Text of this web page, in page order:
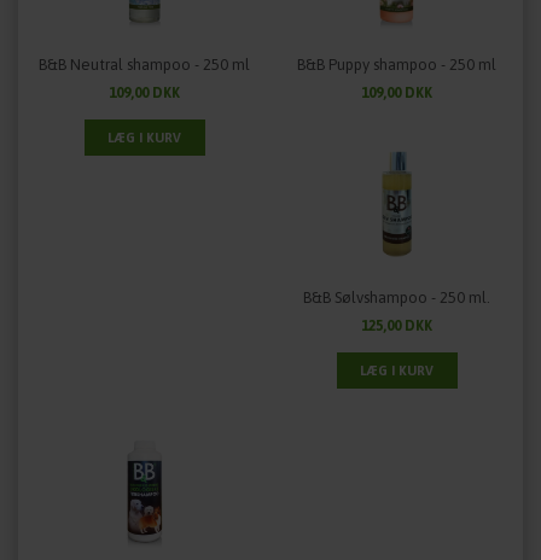
B&B Neutral shampoo - 250 ml
109,00 DKK
B&B Puppy shampoo - 250 ml
109,00 DKK
B&B Sølvshampoo - 250 ml.
125,00 DKK